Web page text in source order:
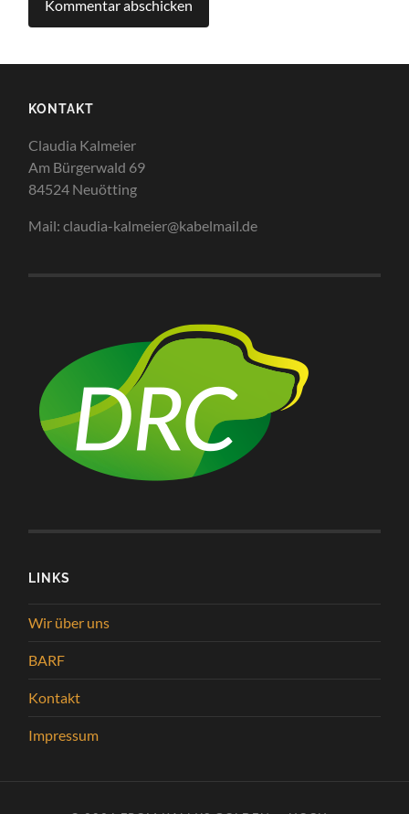
KONTAKT
Claudia Kalmeier
Am Bürgerwald 69
84524 Neuötting
Mail: claudia-kalmeier@kabelmail.de
LINKS
Wir über uns
BARF
Kontakt
Impressum